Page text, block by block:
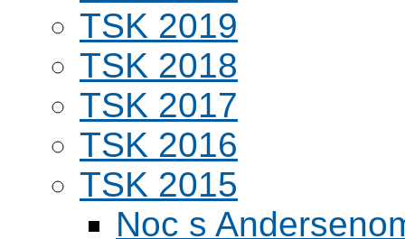
TSK 2019
TSK 2018
TSK 2017
TSK 2016
TSK 2015
Noc s